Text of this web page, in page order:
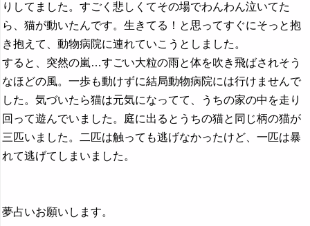
りしてました。すごく悲しくてその場でわんわん泣いてた
ら、猫が動いたんです。生きてる！と思ってすぐにそっと抱
き抱えて、動物病院に連れていこうとしました。
すると、突然の嵐…すごい大粒の雨と体を吹き飛ばされそう
なほどの風。一歩も動けずに結局動物病院には行けませんで
した。気づいたら猫は元気になってて、うちの家の中を走り
回って遊んでいました。庭に出るとうちの猫と同じ柄の猫が
三匹いました。二匹は触っても逃げなかったけど、一匹は暴
れて逃げてしまいました。
夢占いお願いします。